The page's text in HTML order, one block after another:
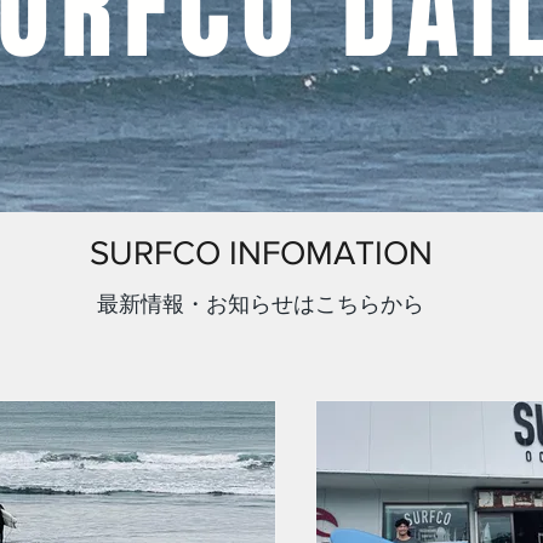
SURFCO INFOMATION
​最新情報・お知らせはこちらから